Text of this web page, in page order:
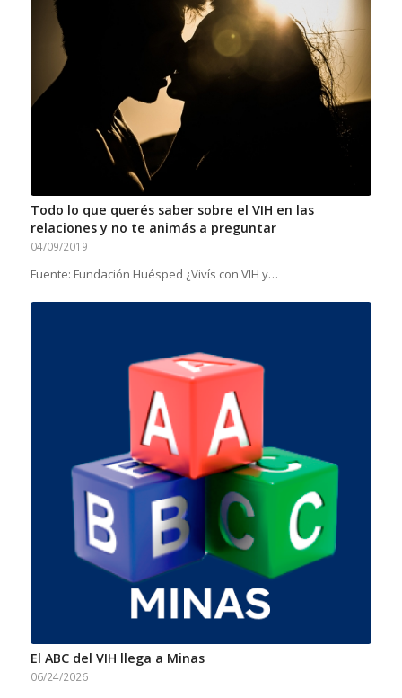
Todo lo que querés saber sobre el VIH en las
relaciones y no te animás a preguntar
04/09/2019
Fuente: Fundación Huésped ¿Vivís con VIH y…
El ABC del VIH llega a Minas
06/24/2026